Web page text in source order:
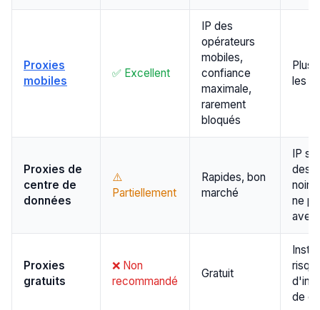
Proxies
mobiles
✅ Excellent
IP des
opérateurs
mobiles,
confiance
maximale,
rarement
bloqués
Plus
les
Proxies de
centre de
données
⚠️
Partiellement
Rapides, bon
marché
IP
des
ne
avec
Proxies
gratuits
❌ Non
recommandé
Gratuit
de